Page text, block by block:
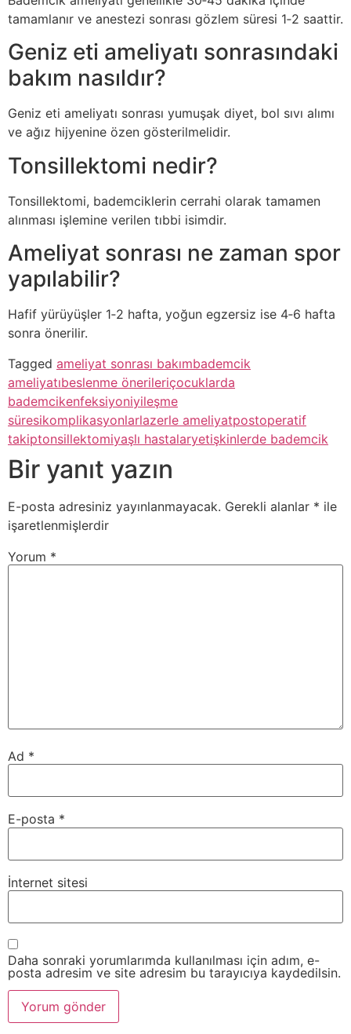
tamamlanır ve anestezi sonrası gözlem süresi 1‑2 saattir.
Geniz eti ameliyatı sonrasındaki
bakım nasıldır?
Geniz eti ameliyatı sonrası yumuşak diyet, bol sıvı alımı
ve ağız hijyenine özen gösterilmelidir.
Tonsillektomi nedir?
Tonsillektomi, bademciklerin cerrahi olarak tamamen
alınması işlemine verilen tıbbi isimdir.
Ameliyat sonrası ne zaman spor
yapılabilir?
Hafif yürüyüşler 1‑2 hafta, yoğun egzersiz ise 4‑6 hafta
sonra önerilir.
Tagged ameliyat sonrası bakımbademcik
ameliyatıbeslenme önerileriçocuklarda
bademcikenfeksiyoniyileşme
süresikomplikasyonlarlazerle ameliyatpostoperatif
takiptonsillektomiyaşlı hastalaryetişkinlerde bademcik
Bir yanıt yazın
E-posta adresiniz yayınlanmayacak. Gerekli alanlar * ile
işaretlenmişlerdir
Yorum *
Ad *
E-posta *
İnternet sitesi
Daha sonraki yorumlarımda kullanılması için adım, e-
posta adresim ve site adresim bu tarayıcıya kaydedilsin.